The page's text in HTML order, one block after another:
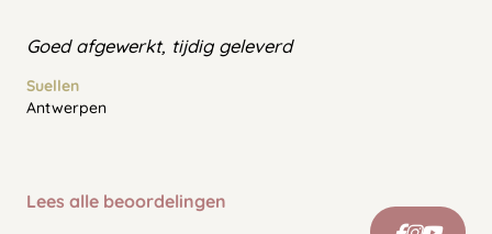
Goed afgewerkt, tijdig geleverd
Suellen
Antwerpen
Lees alle beoordelingen